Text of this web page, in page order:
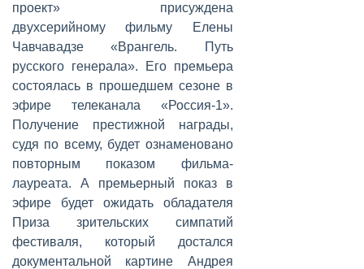
проект» присуждена
двухсерийному фильму Елены
Чавчавадзе «Врангель. Путь
русского генерала». Его премьера
состоялась в прошедшем сезоне в
эфире телеканала «Россия-1».
Получение престижной награды,
судя по всему, будет ознаменовано
повторным показом фильма-
лауреата. А премьерный показ в
эфире будет ожидать обладателя
Приза зрительских симпатий
фестиваля, который достался
документальной картине Андрея